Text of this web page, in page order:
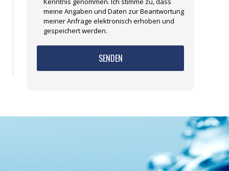
meine Angaben und Daten zur Beantwortung
meiner Anfrage elektronisch erhoben und
gespeichert werden.